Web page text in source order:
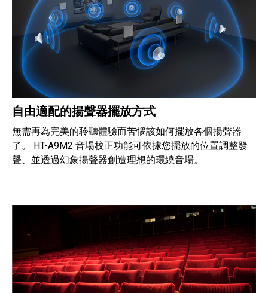
自由適配的揚聲器擺放方式
無需再為完美的聆聽體驗而苦惱該如何擺放各個揚聲器
了。 HT-A9M2 音場校正功能可依據您擺放的位置調整發
聲、並透過幻象揚聲器創造理想的環繞音場。